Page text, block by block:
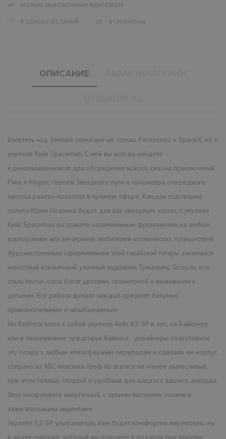
МОЖНО НАЛОЖЕННЫМ ПЛАТЕЖОМ
ОПИСАНИЕ
Взлететь над Землей помогают не только Роскосмос и SpaceX, но и
укулеле Keiki Spaceman. С ней вы всегда найдете
единомышленников для обсуждения нового сезона приключений
Рика и Морти, героев Звездного пути и просмотра очередного
запуска ракеты-носителя в прямом эфире. Каждая годовщина
полета Юрия Гагарина будет для вас звездным часом, с укулеле
Keiki Spaceman вы станете незаменимым фронтменом на любом
корпоративе или вечеринке любителей космических путешествий.
Художественным оформлением этой гавайской гитары занимался
известный итальянский уличный художник Гульельмо Гаслоли, его
стиль horror-vacui богат цветами, геометрией и вниманием к
деталям. Его работа делает каждый предмет безумно
привлекательным и незабываемым.
Не бойтесь взять с собой укулеле Keiki K2-SP в лес, на Байконур
или в заснеженное предгорье Кавказа - дизайнеры подготовили
эту гитару к любым атмосферным перепадам и сделали ее корпус
сопрано из ABC-пластика. Гриф из агатиса не менее выносливый,
при этом теплый, гладкий и удобный для каждого вашего аккорда.
Звук инструмента энергичный, с яркими высокими тонами и
зажигательными акцентами.
Укулеле K2-SP ультралегкая, вам будет комфортно перевозить ее
в чехле-рюкзаке, который вы получите в подарок при покупке